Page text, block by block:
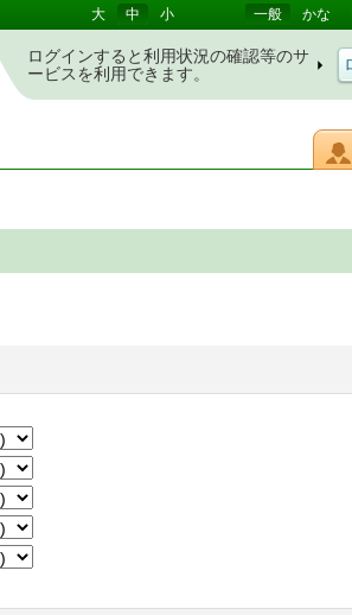
大 中 小 一般 かな
ログインすると利用状況の確認等のサ
ービスを利用できます。